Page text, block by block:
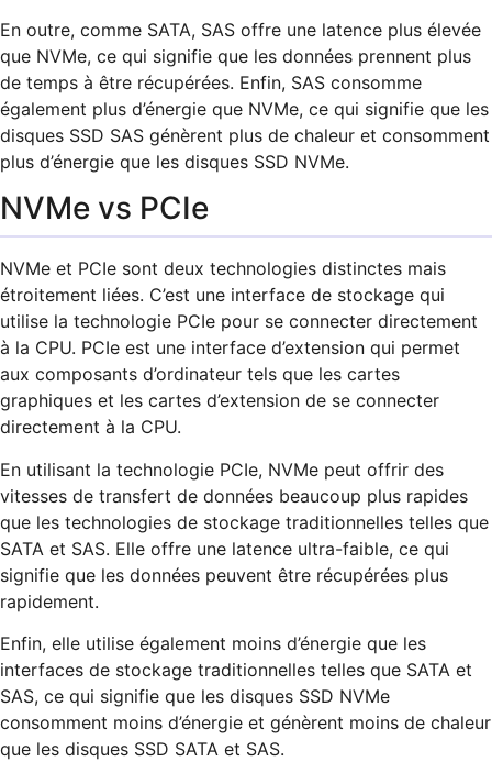
En outre, comme SATA, SAS offre une latence plus élevée
que NVMe, ce qui signifie que les données prennent plus
de temps à être récupérées. Enfin, SAS consomme
également plus d’énergie que NVMe, ce qui signifie que les
disques SSD SAS génèrent plus de chaleur et consomment
plus d’énergie que les disques SSD NVMe.
NVMe vs PCIe
NVMe et PCIe sont deux technologies distinctes mais
étroitement liées. C’est une interface de stockage qui
utilise la technologie PCIe pour se connecter directement
à la CPU. PCIe est une interface d’extension qui permet
aux composants d’ordinateur tels que les cartes
graphiques et les cartes d’extension de se connecter
directement à la CPU.
En utilisant la technologie PCIe, NVMe peut offrir des
vitesses de transfert de données beaucoup plus rapides
que les technologies de stockage traditionnelles telles que
SATA et SAS. Elle offre une latence ultra-faible, ce qui
signifie que les données peuvent être récupérées plus
rapidement.
Enfin, elle utilise également moins d’énergie que les
interfaces de stockage traditionnelles telles que SATA et
SAS, ce qui signifie que les disques SSD NVMe
consomment moins d’énergie et génèrent moins de chaleur
que les disques SSD SATA et SAS.